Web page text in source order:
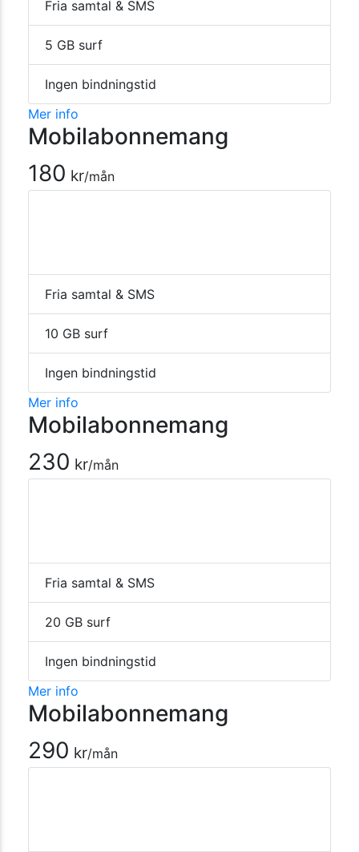
Fria samtal & SMS
5 GB surf
Ingen bindningstid
Mer info
Mobilabonnemang
180 kr/mån
Fria samtal & SMS
10 GB surf
Ingen bindningstid
Mer info
Mobilabonnemang
230 kr/mån
Fria samtal & SMS
20 GB surf
Ingen bindningstid
Mer info
Mobilabonnemang
290 kr/mån